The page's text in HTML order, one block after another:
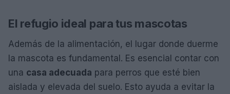
El refugio ideal para tus mascotas
Además de la alimentación, el lugar donde duerme
la mascota es fundamental. Es esencial contar con
una casa adecuada para perros que esté bien
aislada y elevada del suelo. Esto ayuda a evitar la